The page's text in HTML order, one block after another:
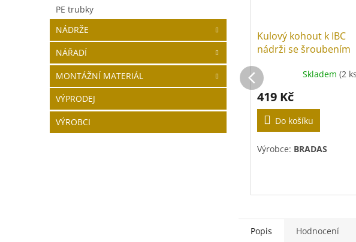
PE trubky
NÁDRŽE
NÁŘADÍ
MONTÁŽNÍ MATERIÁL
VÝPRODEJ
VÝROBCI
Kulový kohout k IBC
nádrži se šroubením
závitem S60x6Skladem(2
419 Kč
Do košíku
Výrobce: BRADAS
Popis Hodnocení